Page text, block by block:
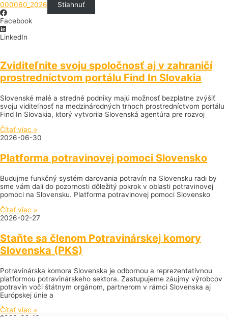
000060_2026
Stiahnuť
Facebook
LinkedIn
Zviditeľnite svoju spoločnosť aj v zahraničí
prostredníctvom portálu Find In Slovakia
Slovenské malé a stredné podniky majú možnosť bezplatne zvýšiť
svoju viditeľnosť na medzinárodných trhoch prostredníctvom portálu
Find In Slovakia, ktorý vytvorila Slovenská agentúra pre rozvoj
Čítať viac »
2026-06-30
Platforma potravinovej pomoci Slovensko
Budujme funkčný systém darovania potravín na Slovensku radi by
sme vám dali do pozornosti dôležitý pokrok v oblasti potravinovej
pomoci na Slovensku. Platforma potravinovej pomoci Slovensko
Čítať viac »
2026-02-27
Staňte sa členom Potravinárskej komory
Slovenska (PKS)
Potravinárska komora Slovenska je odbornou a reprezentatívnou
platformou potravinárskeho sektora. Zastupujeme záujmy výrobcov
potravín voči štátnym orgánom, partnerom v rámci Slovenska aj
Európskej únie a
Čítať viac »
2026-02-16